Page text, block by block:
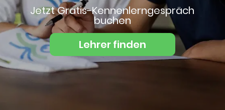
Jetzt Gratis-Kennenlerngespräch
buchen
Lehrer finden